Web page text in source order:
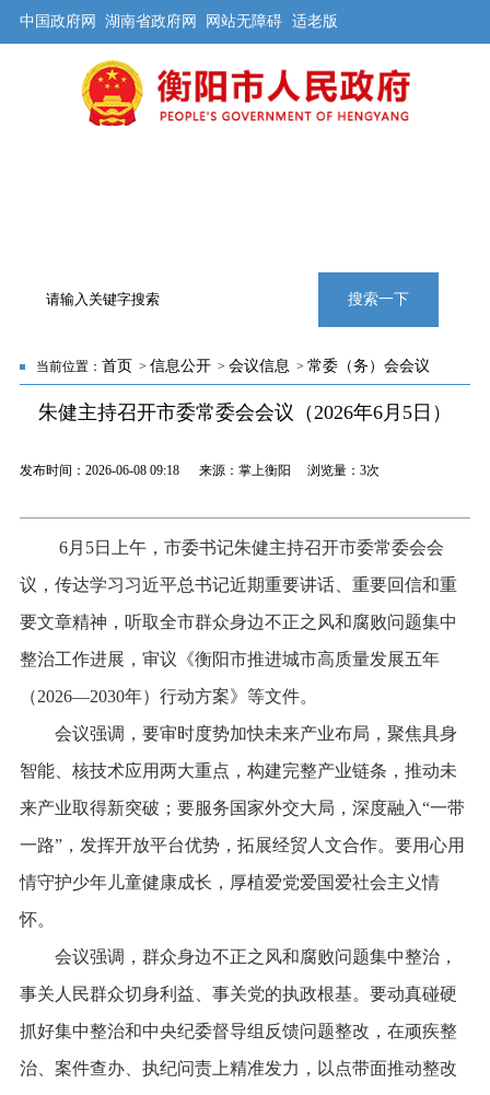
中国政府网 湖南省政府网 网站无障碍 适老版
搜索一下
当前位置： 首页 > 信息公开> 会议信息 > 常委（务）会会议
朱健主持召开市委常委会会议（2026年6月5日）
发布时间：2026-06-08 09:18 来源：掌上衡阳 浏览量： 3次
6月5日上午，市委书记朱健主持召开市委常委会会
议，传达学习习近平总书记近期重要讲话、重要回信和重
要文章精神，听取全市群众身边不正之风和腐败问题集中
整治工作进展，审议《衡阳市推进城市高质量发展五年
（2026—2030年）行动方案》等文件。
会议强调，要审时度势加快未来产业布局，聚焦具身
智能、核技术应用两大重点，构建完整产业链条，推动未
来产业取得新突破；要服务国家外交大局，深度融入“一带
一路”，发挥开放平台优势，拓展经贸人文合作。要用心用
情守护少年儿童健康成长，厚植爱党爱国爱社会主义情
怀。
会议强调，群众身边不正之风和腐败问题集中整治，
事关人民群众切身利益、事关党的执政根基。要动真碰硬
抓好集中整治和中央纪委督导组反馈问题整改，在顽疾整
治、案件查办、执纪问责上精准发力，以点带面推动整改